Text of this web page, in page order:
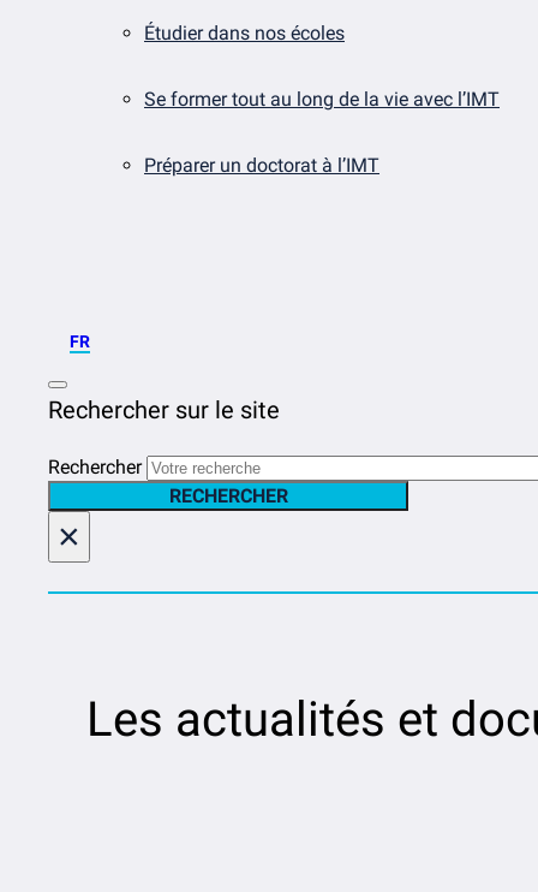
Étudier dans nos écoles
Se former tout au long de la vie avec l’IMT
Préparer un doctorat à l’IMT
FR
Rechercher sur le site
Rechercher
RECHERCHER
×
Les actualités et